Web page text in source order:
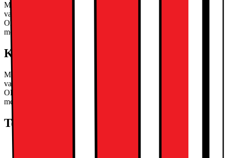
Med iPad Pro 13" kan du enkelt släppa lös din kreativa talang, tack
vare den kraftfulla Apple M5-processorn, Ultra Retina XDR
OLED-skärm med ProMotion och en 12 megapixels bakre kamera
med ProRes-stöd.
Kort om produkten
Med iPad Pro 13" kan du enkelt släppa lös din kreativa talang, tack
vare den kraftfulla Apple M5-processorn, Ultra Retina XDR
OLED-skärm med ProMotion och en 12 megapixels bakre kamera
med ProRes-stöd.
Teknisk specifikation